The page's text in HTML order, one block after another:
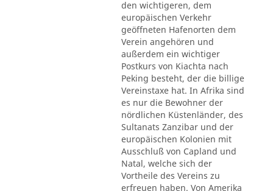
den wichtigeren, dem
europäischen Verkehr
geöffneten Hafenorten dem
Verein angehören und
außerdem ein wichtiger
Postkurs von Kiachta nach
Peking besteht, der die billige
Vereinstaxe hat. In Afrika sind
es nur die Bewohner der
nördlichen Küstenländer, des
Sultanats Zanzibar und der
europäischen Kolonien mit
Ausschluß von Capland und
Natal, welche sich der
Vortheile des Vereins zu
erfreuen haben. Von Amerika